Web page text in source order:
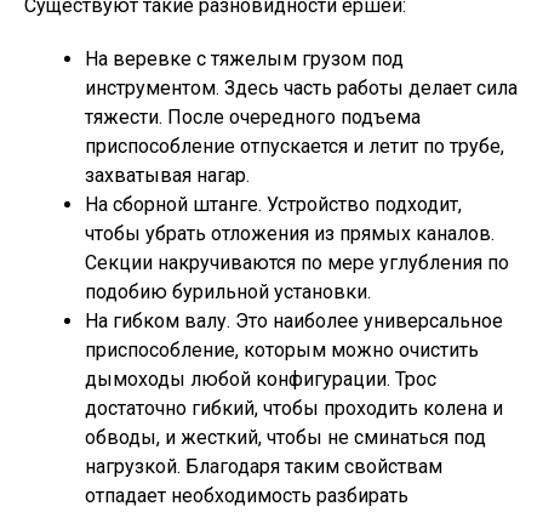
Существуют такие разновидности ершей:
На веревке с тяжелым грузом под
инструментом. Здесь часть работы делает сила
тяжести. После очередного подъема
приспособление отпускается и летит по трубе,
захватывая нагар.
На сборной штанге. Устройство подходит,
чтобы убрать отложения из прямых каналов.
Секции накручиваются по мере углубления по
подобию бурильной установки.
На гибком валу. Это наиболее универсальное
приспособление, которым можно очистить
дымоходы любой конфигурации. Трос
достаточно гибкий, чтобы проходить колена и
обводы, и жесткий, чтобы не сминаться под
нагрузкой. Благодаря таким свойствам
отпадает необходимость разбирать